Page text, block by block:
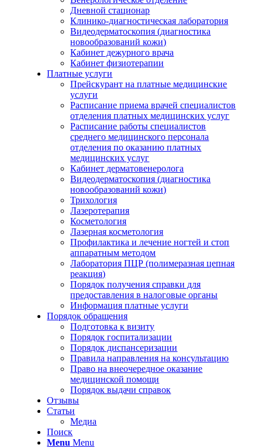
Дневной стационар
Клинико-диагностическая лаборатория
Видеодерматоскопия (диагностика
новообразований кожи)
Кабинет дежурного врача
Кабинет физиотерапии
Платные услуги
Прейскурант на платные медицинские
услуги
Расписание приема врачей специалистов
отделения платных медицинских услуг
Расписание работы специалистов
среднего медицинского персонала
отделения по оказанию платных
медицинских услуг
Кабинет дерматовенеролога
Видеодерматоскопия (диагностика
новообразований кожи)
Трихология
Лазеротерапия
Косметология
Лазерная косметология
Профилактика и лечение ногтей и стоп
аппаратным методом
Лаборатория ПЦР (полимеразная цепная
реакция)
Порядок получения справки для
предоставления в налоговые органы
Информация платные услуги
Порядок обращения
Подготовка к визиту
Порядок госпитализации
Порядок диспансеризации
Правила направления на консультацию
Право на внеочередное оказание
медицинской помощи
Порядок выдачи справок
Отзывы
Статьи
Медиа
Поиск
Menu Menu